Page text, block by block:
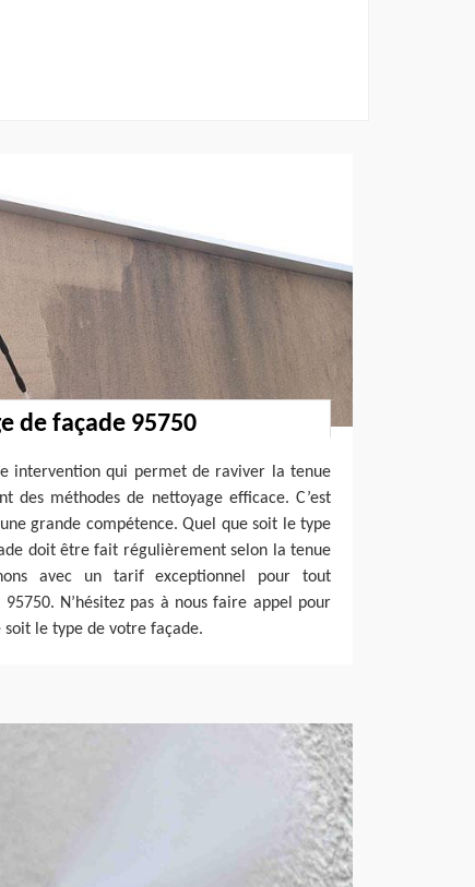
de façade 95750
intervention qui permet de raviver la tenue
des méthodes de nettoyage efficace. C’est
grande compétence. Quel que soit le type
doit être fait régulièrement selon la tenue
avec un tarif exceptionnel pour tout
N’hésitez pas à nous faire appel pour
soit le type de votre façade.